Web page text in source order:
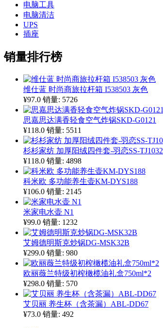
电脑工具
电脑清洁
UPS
插座
销量排行榜
维仕蓝 时尚商旅拉杆箱 I538503 灰色
¥97.0 销量: 5726
思嘉思达满香轻食空气炸锅SKD-G0121
¥118.0 销量: 5511
杉杉家纺 加厚阳绒四件套-羽恋SS-TJ1032
¥118.0 销量: 4898
科米欧 多功能养生壶KM-DYS188
¥106.0 销量: 2145
米家电水壶 N1
¥99.0 销量: 1232
艾姆德明斯克炒锅DG-MSK32B
¥299.0 销量: 980
欧丽薇兰特级初榨橄榄油礼盒750ml*2
¥298.0 销量: 570
艾贝丽 养生杯（含茶漏）ABL-DD67
¥73.0 销量: 492